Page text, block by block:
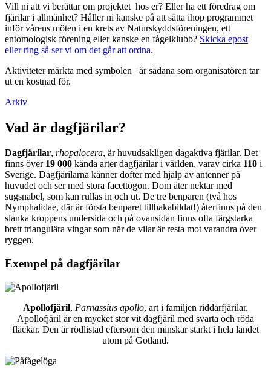
Vill ni att vi berättar om projektet hos er? Eller ha ett föredrag om
fjärilar i allmänhet? Håller ni kanske på att sätta ihop programmet
inför vårens möten i en krets av Naturskyddsföreningen, ett
entomologisk förening eller kanske en fågelklubb? Skicka epost
eller ring så ser vi om det går att ordna.
Aktiviteter märkta med symbolen
är sådana som organisatören tar
ut en kostnad för.
Arkiv
Vad är dagfjärilar?
Dagfjärilar, rhopalocera, är huvudsakligen dagaktiva fjärilar. Det
finns över 19 000 kända arter dagfjärilar i världen, varav cirka 110 i
Sverige. Dagfjärilarna känner dofter med hjälp av antenner på
huvudet och ser med stora facettögon. Dom äter nektar med
sugsnabel, som kan rullas in och ut. De tre benparen (två hos
Nymphalidae, där är första benparet tillbakabildat!) återfinns på den
slanka kroppens undersida och på ovansidan finns ofta färgstarka
brett triangulära vingar som när de vilar är resta mot varandra över
ryggen.
Exempel på dagfjärilar
Apollofjäril, Parnassius apollo, art i familjen riddarfjärilar.
Apollofjäril är en mycket stor vit dagfjäril med svarta och röda
fläckar. Den är rödlistad eftersom den minskar starkt i hela landet
utom på Gotland.